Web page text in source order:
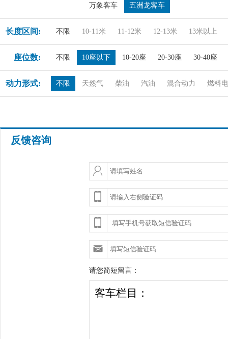
万象客车 五洲龙客车
长度区间: 不限 10-11米 11-12米 12-13米 13米以上
座位数: 不限 10座以下 10-20座 20-30座 30-40座
动力形式: 不限 天然气 柴油 汽油 混合动力 燃料
反馈咨询
请您简短留言：